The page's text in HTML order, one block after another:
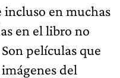
en muchas
en el libro no
películas que
del